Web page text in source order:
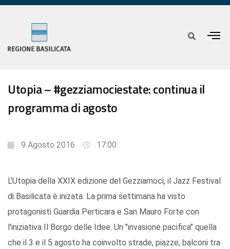
Utopia – #gezziamociestate: continua il
programma di agosto
9 Agosto 2016 17:00
L'Utopia della XXIX edizione del Gezziamoci, il Jazz Festival
di Basilicata è inizata. La prima settimana ha visto
protagonisti Guardia Perticara e San Mauro Forte con
l'iniziativa Il Borgo delle Idee. Un "invasione pacifica" quella
che il 3 e il 5 agosto ha coinvolto strade, piazze, balconi tra